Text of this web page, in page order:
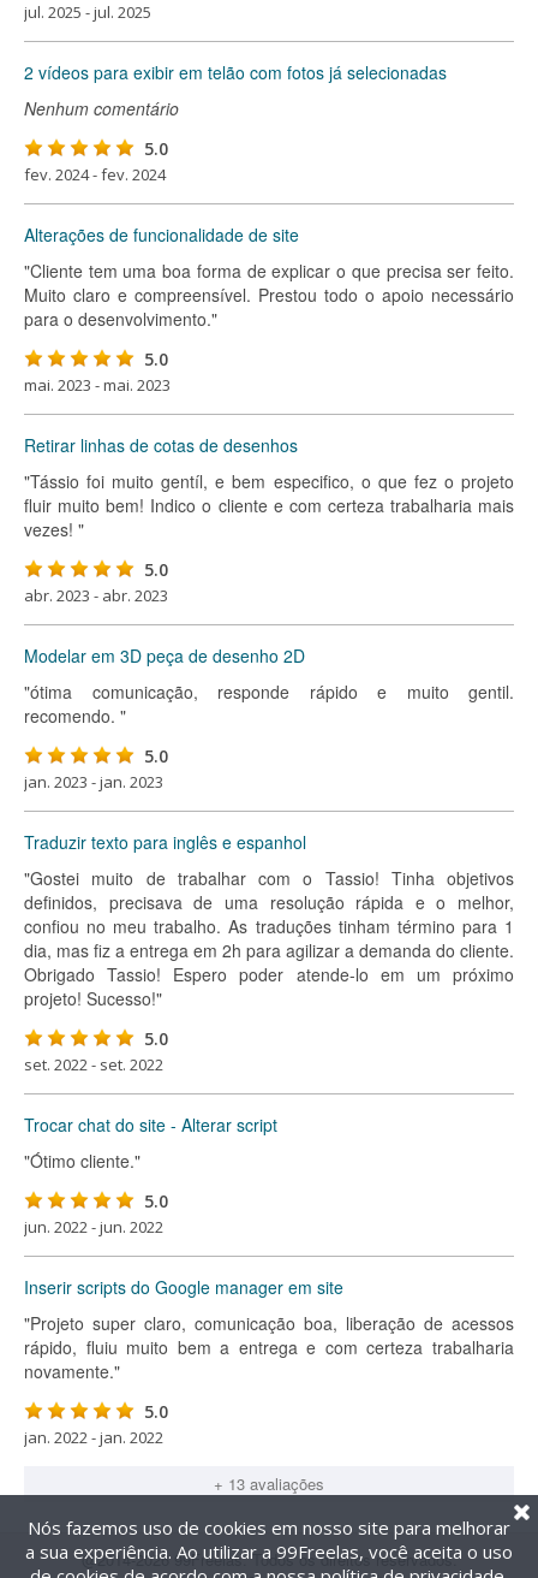
jul. 2025 - jul. 2025
2 vídeos para exibir em telão com fotos já selecionadas
Nenhum comentário
5.0
fev. 2024 - fev. 2024
Alterações de funcionalidade de site
"Cliente tem uma boa forma de explicar o que precisa ser feito.
Muito claro e compreensível. Prestou todo o apoio necessário
para o desenvolvimento."
5.0
mai. 2023 - mai. 2023
Retirar linhas de cotas de desenhos
"Tássio foi muito gentíl, e bem especifico, o que fez o projeto
fluir muito bem! Indico o cliente e com certeza trabalharia mais
vezes! "
5.0
abr. 2023 - abr. 2023
Modelar em 3D peça de desenho 2D
"ótima comunicação, responde rápido e muito gentil.
recomendo. "
5.0
jan. 2023 - jan. 2023
Traduzir texto para inglês e espanhol
"Gostei muito de trabalhar com o Tassio! Tinha objetivos
definidos, precisava de uma resolução rápida e o melhor,
confiou no meu trabalho. As traduções tinham término para 1
dia, mas fiz a entrega em 2h para agilizar a demanda do cliente.
Obrigado Tassio! Espero poder atende-lo em um próximo
projeto! Sucesso!"
5.0
set. 2022 - set. 2022
Trocar chat do site - Alterar script
"Ótimo cliente."
5.0
jun. 2022 - jun. 2022
Inserir scripts do Google manager em site
"Projeto super claro, comunicação boa, liberação de acessos
rápido, fluiu muito bem a entrega e com certeza trabalharia
novamente."
5.0
jan. 2022 - jan. 2022
+ 13 avaliações
@2014-2026 99Freelas. Todos os direitos reservados.
Nós fazemos uso de cookies em nosso site para melhorar
a sua experiência. Ao utilizar a 99Freelas, você aceita o uso